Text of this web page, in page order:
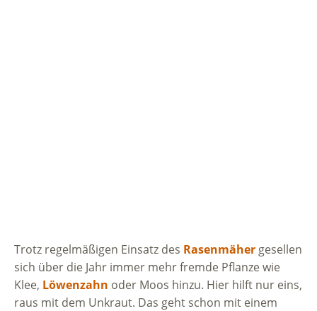
Trotz regelmäßigen Einsatz des Rasenmäher gesellen
sich über die Jahr immer mehr fremde Pflanze wie
Klee, Löwenzahn oder Moos hinzu. Hier hilft nur eins,
raus mit dem Unkraut. Das geht schon mit einem